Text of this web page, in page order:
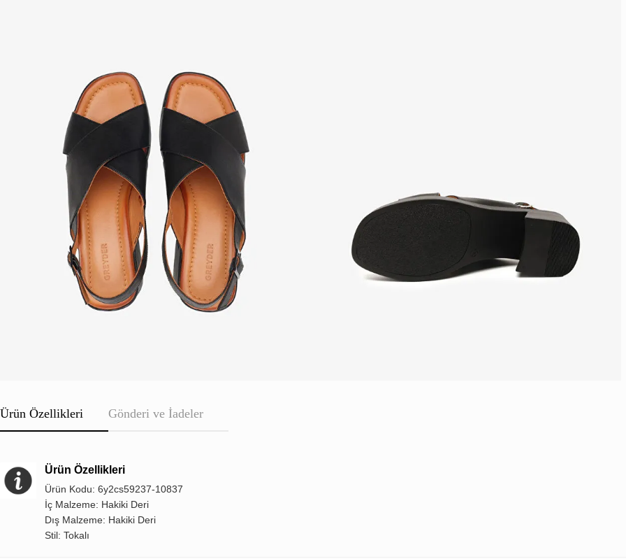
Ürün Özellikleri Gönderi ve İadeler
Ürün Özellikleri
Ürün Kodu: 6y2cs59237-10837
İç Malzeme: Hakiki Deri
Dış Malzeme: Hakiki Deri
Stil: Tokalı